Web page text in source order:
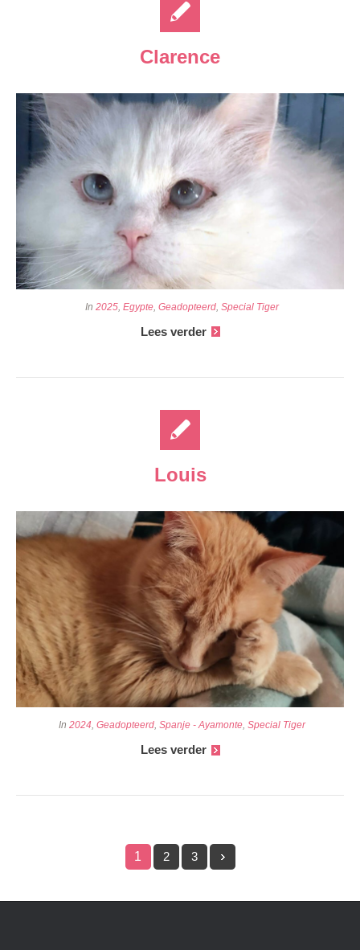
Clarence
In 2025, Egypte, Geadopteerd, Special Tiger
Lees verder
Louis
In 2024, Geadopteerd, Spanje - Ayamonte, Special Tiger
Lees verder
1 2 3